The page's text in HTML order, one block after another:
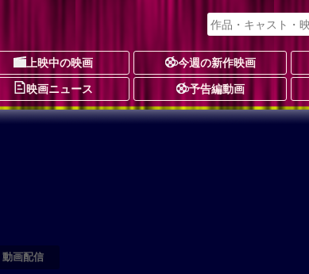
上映中の映画 今週の新作映画
映画ニュース 予告編動画
動画配信